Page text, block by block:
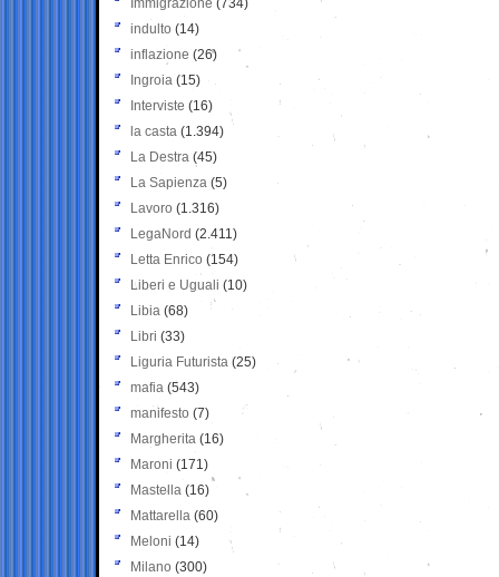
Immigrazione (734)
indulto (14)
inflazione (26)
Ingroia (15)
Interviste (16)
la casta (1.394)
La Destra (45)
La Sapienza (5)
Lavoro (1.316)
LegaNord (2.411)
Letta Enrico (154)
Liberi e Uguali (10)
Libia (68)
Libri (33)
Liguria Futurista (25)
mafia (543)
manifesto (7)
Margherita (16)
Maroni (171)
Mastella (16)
Mattarella (60)
Meloni (14)
Milano (300)